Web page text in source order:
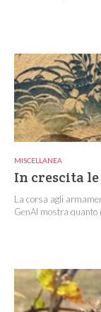
MISCELLANEA
In crescita
La corsa agli
GenAI mostra quanto